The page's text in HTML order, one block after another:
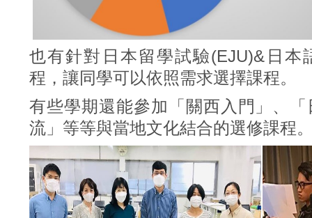
也有針對日本留學試驗(EJU)&日本
程，讓同學可以依照需求選擇課程。
有些學期還能參加「關西入門」、
流」等等與當地文化結合的選修課程